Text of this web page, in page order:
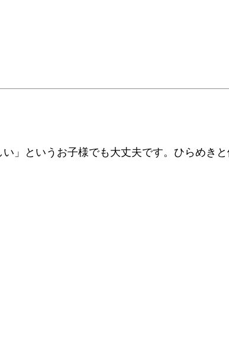
」というお子様でも大丈夫です。ひらめき